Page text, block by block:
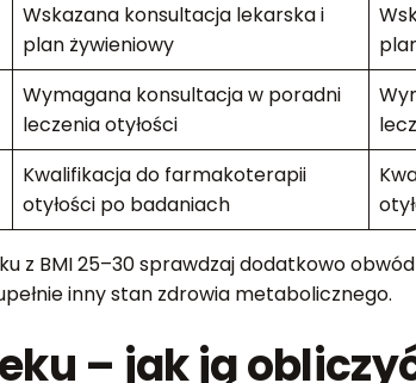
Wskazana konsultacja lekarska i
plan żywieniowy
Wymagana konsultacja w poradni
leczenia otyłości
Kwalifikacja do farmakoterapii
otyłości po badaniach
z BMI 25–30 sprawdzaj dodatkowo
inny stan zdrowia metabolicznego.
– jak ją